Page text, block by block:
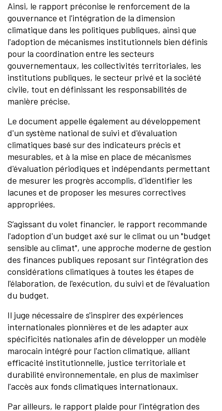
Ainsi, le rapport préconise le renforcement de la
gouvernance et l'intégration de la dimension
climatique dans les politiques publiques, ainsi que
l'adoption de mécanismes institutionnels bien définis
pour la coordination entre les secteurs
gouvernementaux, les collectivités territoriales, les
institutions publiques, le secteur privé et la société
civile, tout en définissant les responsabilités de
manière précise.
Le document appelle également au développement
d'un système national de suivi et d'évaluation
climatiques basé sur des indicateurs précis et
mesurables, et à la mise en place de mécanismes
d'évaluation périodiques et indépendants permettant
de mesurer les progrès accomplis, d'identifier les
lacunes et de proposer les mesures correctives
appropriées.
S’agissant du volet financier, le rapport recommande
l'adoption d'un budget axé sur le climat ou un "budget
sensible au climat", une approche moderne de gestion
des finances publiques reposant sur l'intégration des
considérations climatiques à toutes les étapes de
l'élaboration, de l'exécution, du suivi et de l'évaluation
du budget.
Il juge nécessaire de s'inspirer des expériences
internationales pionnières et de les adapter aux
spécificités nationales afin de développer un modèle
marocain intégré pour l'action climatique, alliant
efficacité institutionnelle, justice territoriale et
durabilité environnementale, en plus de maximiser
l'accès aux fonds climatiques internationaux.
Par ailleurs, le rapport plaide pour l'intégration des